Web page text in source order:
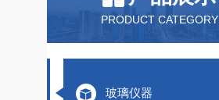
PRODUCT CATEGORY
玻璃仪器